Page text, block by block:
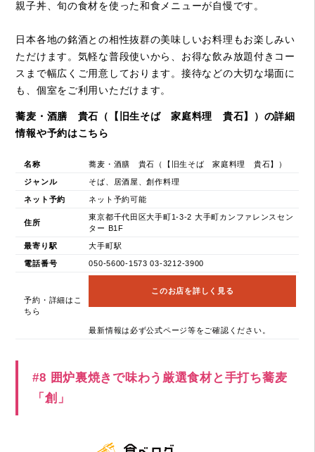
親子丼、旬の食材を使った和食メニューが自慢です。
日本各地の銘酒との相性抜群の美味しいお料理もお楽しみい
ただけます。気軽な普段使いから、お得な飲み放題付きコー
スまで幅広くご用意しております。接待などの大切な場面に
も、個室をご利用いただけます。
蕎麦・酒膳 貴石（【旧生そば 家庭料理 貴石】）の詳細
情報や予約はこちら
名称 蕎麦・酒膳 貴石（【旧生そば 家庭料理 貴石】）
ジャンル そば、居酒屋、創作料理
ネット予約 ネット予約可能
住所
東京都千代田区大手町1-3-2 大手町カンファレンスセン
ター B1F
最寄り駅 大手町駅
電話番号 050-5600-1573 03-3212-3900
予約・詳細はこ
ちら
このお店を詳しく見る
最新情報は必ず公式ページ等をご確認ください。
#8 囲炉裏焼きで味わう厳選食材と手打ち蕎麦
「創」